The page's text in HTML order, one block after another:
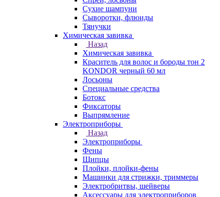
Сухие шампуни
Сыворотки, флюиды
Тянучки
Химическая завивка
Назад
Химическая завивка
Краситель для волос и бороды тон 2
KONDOR черный 60 мл
Лосьоны
Специальные средства
Ботокс
Фиксаторы
Выпрямление
Электроприборы
Назад
Электроприборы
Фены
Щипцы
Плойки, плойки-фены
Машинки для стрижки, триммеры
Электробритвы, шейверы
Аксессуары для электроприборов